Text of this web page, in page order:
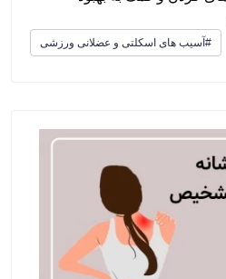
#آسیب های اسکلتی و عضلانی ورزشی